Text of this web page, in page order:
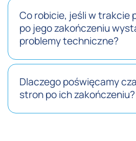
Co robicie, jeśli w trakcie
po jego zakończeniu
problemy techniczne?
Dlaczego poświęcamy
stron po ich zakończeniu?